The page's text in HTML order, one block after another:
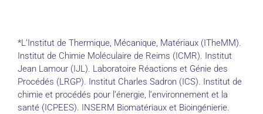
*L’Institut de Thermique, Mécanique, Matériaux (ITheMM).
Institut de Chimie Moléculaire de Reims (ICMR). Institut
Jean Lamour (IJL). Laboratoire Réactions et Génie des
Procédés (LRGP). Institut Charles Sadron (ICS). Institut de
chimie et procédés pour l’énergie, l’environnement et la
santé (ICPEES). INSERM Biomatériaux et Bioingénierie.